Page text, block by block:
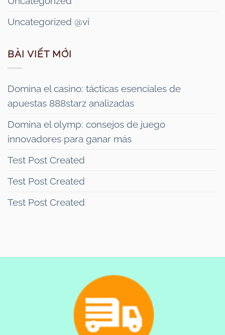
Uncategorized @vi
BÀI VIẾT MỚI
Domina el casino: tácticas esenciales de
apuestas 888starz analizadas
Domina el olymp: consejos de juego
innovadores para ganar más
Test Post Created
Test Post Created
Test Post Created